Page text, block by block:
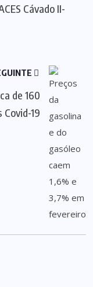
Cávado II-
de 160
19